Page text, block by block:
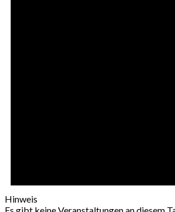
Hinweis